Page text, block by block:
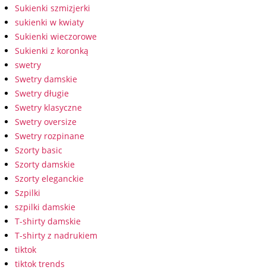
Sukienki szmizjerki
sukienki w kwiaty
Sukienki wieczorowe
Sukienki z koronką
swetry
Swetry damskie
Swetry długie
Swetry klasyczne
Swetry oversize
Swetry rozpinane
Szorty basic
Szorty damskie
Szorty eleganckie
Szpilki
szpilki damskie
T-shirty damskie
T-shirty z nadrukiem
tiktok
tiktok trends